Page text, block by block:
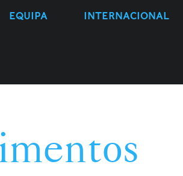
EQUIPA INTERNACIONAL